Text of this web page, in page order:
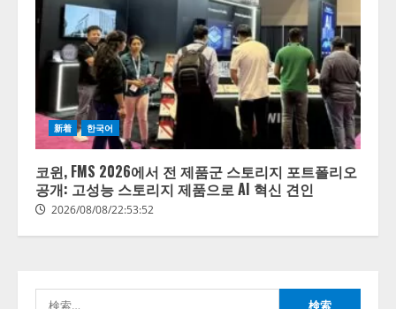
新着 한국어
코윈, FMS 2026에서 전 제품군 스토리지 포트폴리오
공개: 고성능 스토리지 제품으로 AI 혁신 견인
2026/08/08/22:53:52